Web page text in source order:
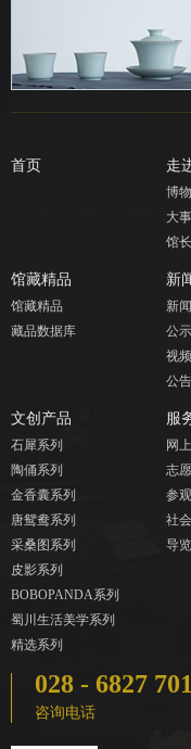
首页 走
博
大
馆
馆藏精品
馆藏精品
藏品数据库
新
新闻
公示
视
公告
文创产品
石犀系列
陶俑系列
金香囊系列
唐鸳鸯系列
采桑图系列
皮影系列
BOBOPANDA系列
蜀川生活美学系列
精选系列
服
网
志
参
社
导览
028 - 6827
咨询电话